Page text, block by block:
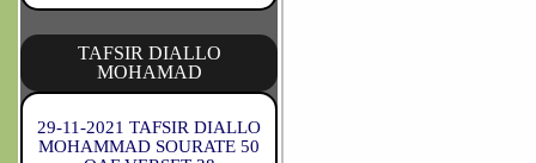
TAFSIR DIALLO
MOHAMAD
29-11-2021 TAFSIR DIALLO
MOHAMMAD SOURATE 50